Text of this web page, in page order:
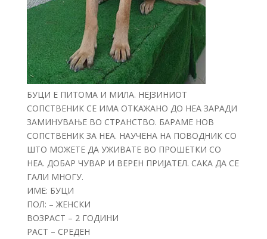
БУЦИ Е ПИТОМА И МИЛА. НЕЈЗИНИОТ
СОПСТВЕНИК СЕ ИМА ОТКАЖАНО ДО НЕА ЗАРАДИ
ЗАМИНУВАЊЕ ВО СТРАНСТВО. БАРАМЕ НОВ
СОПСТВЕНИК ЗА НЕА. НАУЧЕНА НА ПОВОДНИК СО
ШТО МОЖЕТЕ ДА УЖИВАТЕ ВО ПРОШЕТКИ СО
НЕА. ДОБАР ЧУВАР И ВЕРЕН ПРИЈАТЕЛ. САКА ДА СЕ
ГАЛИ МНОГУ.
ИМЕ: БУЦИ
ПОЛ: – ЖЕНСКИ
ВОЗРАСТ – 2 ГОДИНИ
РАСТ – СРЕДЕН